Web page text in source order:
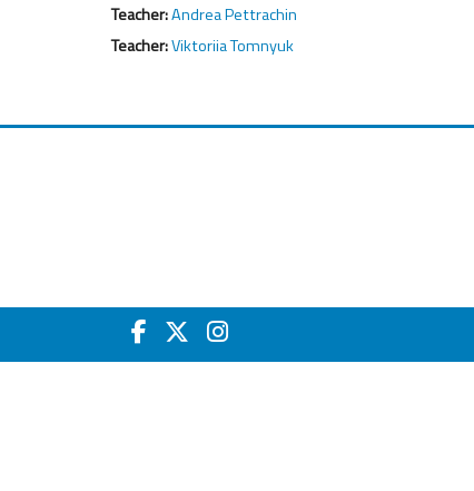
Teacher:Andrea Pettrachin
Teacher:Viktoriia Tomnyuk